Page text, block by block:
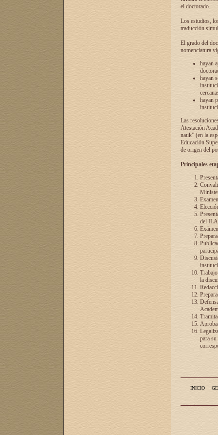
el doctorado.
Los estudios,
traducción
El grado del
nomenclatura
hayan
hayan
hayan
Las
Atestación
nauk” (en la
Educación
de origen del
Principales
del
la
para
INICIO